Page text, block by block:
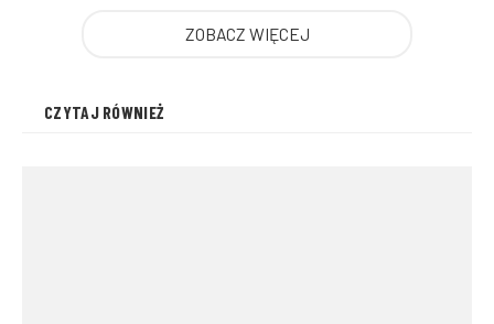
ZOBACZ WIĘCEJ
CZYTAJ RÓWNIEŻ